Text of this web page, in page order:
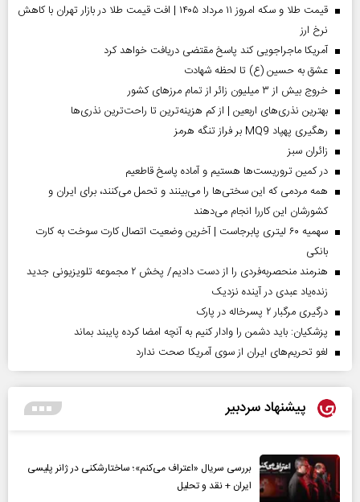
قیمت طلا و سکه امروز ۱۱ مرداد ۱۴۰۵ | افت قیمت طلا در بازار تهران با کاهش
نرخ ارز
آمریکا ماجراجویی کند پاسخ مقتضی دریافت خواهد کرد
عشق به حسین (ع) تا لحظه شهادت
خروج بیش از ۳ میلیون زائر از تمام مرز‌های کشور
بهترین نذری‌های اربعین | از کم هزینه‌ترین تا راحت‌ترین نذری‌ها
رهگیری پهپاد MQ9 بر فراز تنگه هرمز
‌زائران سبز
در کمین تروریست‌ها هستیم و آماده پاسخ قاطعیم
همه مردمی که این سختی‌ها را می‌بینند و تحمل می‌کنند، برای ایران و
کشورشان این کاررا انجام می‌دهند
سهمیه ۶۰ لیتری پابرجاست | آخرین وضعیت اتصال کارت سوخت به کارت
بانکی
هنرمند منحصر‌به‌فردی را از دست دادیم/ پخش ۲ مجموعه تلویزیونی جدید
زنده‌یاد عبدی در آینده نزدیک
درگیری مرگبار ۲ پسرخاله در پارک
پزشکیان: باید دشمن را وادار کنیم به آنچه امضا کرده پایبند بماند
لغو تحریم‌های ایران از سوی آمریکا صحت ندارد
پیشنهاد سردبیر
بررسی سریال «اعتراف می‌کنم»؛ ساختارشکنی در ژانر پلیسی
ایران + نقد و تحلیل